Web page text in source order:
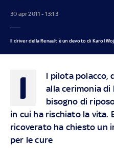
30 apr 2011 - 13:13
Il driver della Renault è un devoto di Karol
I
l pilota polacco,
alla cerimonia
bisogno di
in cui ha rischiato la vita.
ricoverato ha chiesto un
per le cure